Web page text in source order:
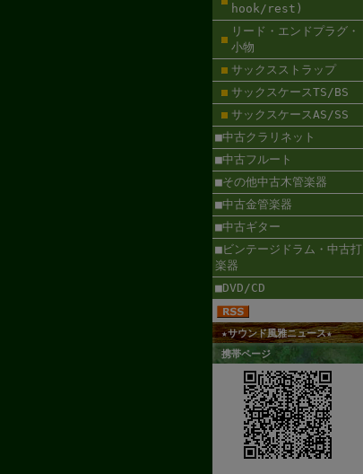
hook/rest)
リード・エンドプラグ・
小物
サックスストラップ
サックスケースTS/BS
サックスケースAS/SS
■中古クラリネット
■中古フルート
■その他中古木管楽器
■中古金管楽器
■中古ギター
■ビンテージドラム・中古打
楽器
■DVD/CD
★サウンド風雅ニュース★
携帯ページ